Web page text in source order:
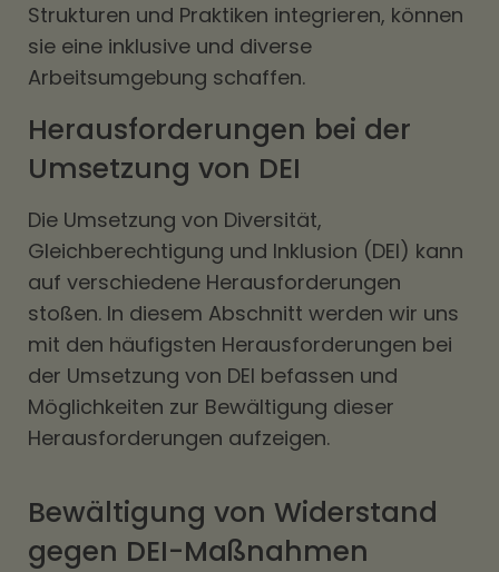
Strukturen und Praktiken integrieren, können
sie eine inklusive und diverse
Arbeitsumgebung schaffen.
Herausforderungen bei der
Umsetzung von DEI
Die Umsetzung von Diversität,
Gleichberechtigung und Inklusion (DEI) kann
auf verschiedene Herausforderungen
stoßen. In diesem Abschnitt werden wir uns
mit den häufigsten Herausforderungen bei
der Umsetzung von DEI befassen und
Möglichkeiten zur Bewältigung dieser
Herausforderungen aufzeigen.
Bewältigung von Widerstand
gegen DEI-Maßnahmen